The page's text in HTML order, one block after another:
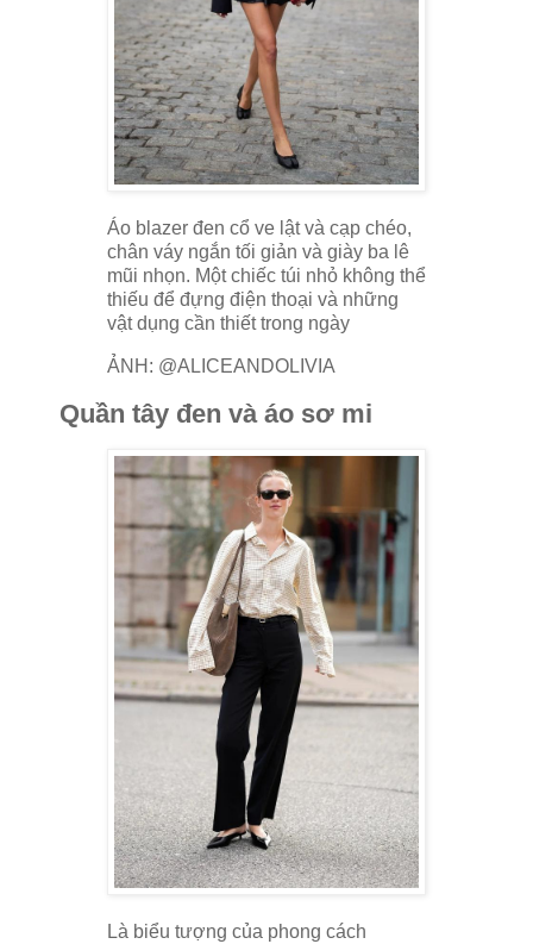
Áo blazer đen cổ ve lật và cạp chéo,
chân váy ngắn tối giản và giày ba lê
mũi nhọn. Một chiếc túi nhỏ không thể
thiếu để đựng điện thoại và những
vật dụng cần thiết trong ngày
ẢNH: @ALICEANDOLIVIA
Quần tây đen và áo sơ mi
Là biểu tượng của phong cách